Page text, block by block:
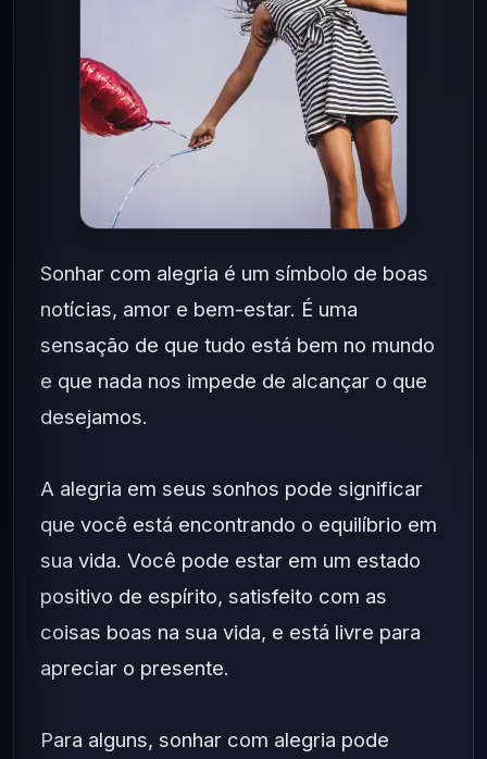
Sonhar com alegria é um símbolo de boas
notícias, amor e bem-estar. É uma
sensação de que tudo está bem no mundo
e que nada nos impede de alcançar o que
desejamos.
A alegria em seus sonhos pode significar
que você está encontrando o equilíbrio em
sua vida. Você pode estar em um estado
positivo de espírito, satisfeito com as
coisas boas na sua vida, e está livre para
apreciar o presente.
Para alguns, sonhar com alegria pode